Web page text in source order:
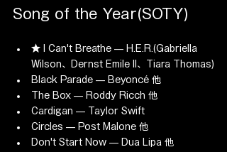
Song of the Year(SOTY)
★ I Can't Breathe — H.E.R.(Gabriella
Wilson、Dernst Emile II、Tiara Thomas)
Black Parade — Beyoncé 他
The Box — Roddy Ricch 他
Cardigan — Taylor Swift
Circles — Post Malone 他
Don't Start Now — Dua Lipa 他